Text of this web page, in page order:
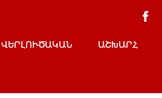
ՎԵՐԼՈՒԾԱԿԱՆ ԱՇԽԱՐՀ